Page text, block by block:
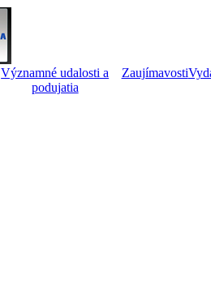
Významné udalosti a
podujatia
Zaujímavosti